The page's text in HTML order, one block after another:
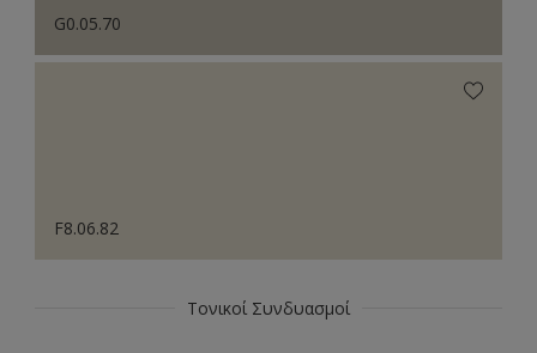
G0.05.70
F8.06.82
Τονικοί Συνδυασμοί